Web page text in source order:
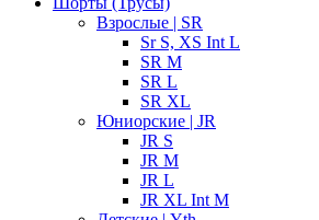
Взрослые | SR
Sr S, XS Int L
SR M
SR L
SR XL
Юниорские | JR
JR S
JR M
JR L
JR XL Int M